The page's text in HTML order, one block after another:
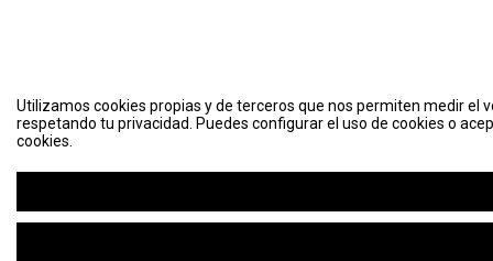
Utilizamos cookies propias y de terceros que nos permiten medir el
respetando tu privacidad. Puedes configurar el uso de cookies o
cookies.